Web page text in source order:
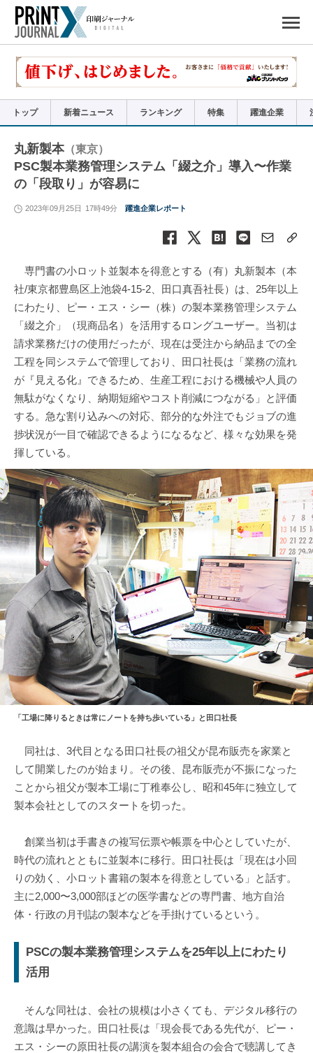
で
リ
トップ 新着ニュース ランキング 特集 躍進企業
丸新製本（東京）
PSC製本業務管理システム「綴之介」導入〜作業
の「段取り」が容易に
2023年09月25日 17時49分 躍進企業レポート
専門書の小ロット並製本を得意とする（有）丸新製本（本
社/東京都豊島区上池袋4-15-2、田口真吾社長）は、25年以上
にわたり、ピー・エス・シー（株）の製本業務管理システム
「綴之介」（現商品名）を活用するロングユーザー。当初は
請求業務だけの使用だったが、現在は受注から納品までの全
工程を同システムで管理しており、田口社長は「業務の流れ
が『見える化』できるため、生産工程における機械や人員の
無駄がなくなり、納期短縮やコスト削減につながる」と評価
する。急な割り込みへの対応、部分的な外注でもジョブの進
捗状況が一目で確認できるようになるなど、様々な効果を発
揮している。
「工場に降りるときは常にノートを持ち歩いている」と田口社長
同社は、3代目となる田口社長の祖父が昆布販売を家業と
して開業したのが始まり。その後、昆布販売が不振になった
ことから祖父が製本工場に丁稚奉公し、昭和45年に独立して
製本会社としてのスタートを切った。
創業当初は手書きの複写伝票や帳票を中心としていたが、
時代の流れとともに並製本に移行。田口社長は「現在は小回
りの効く、小ロット書籍の製本を得意としている」と話す。
主に2,000〜3,000部ほどの医学書などの専門書、地方自治
体・行政の月刊誌の製本などを手掛けているという。
PSCの製本業務管理システムを25年以上にわたり
活用
そんな同社は、会社の規模は小さくても、デジタル移行の
意識は早かった。田口社長は「現会長である先代が、ピー・
エス・シーの原田社長の講演を製本組合の会合で聴講してき